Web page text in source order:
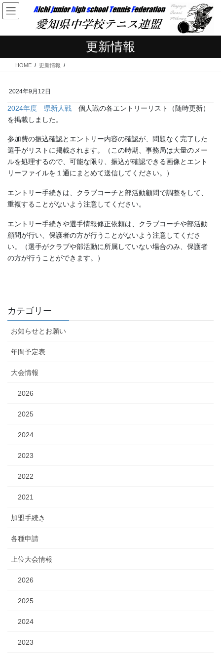
コ
ン
ン
へ
ナ
ビ
ー
ョ
更新情報
HOME 更新情報
2024年9月12日
2024年度 県新人戦 個人戦の各エントリーリスト（随時更新）
を掲載しました。
参加費の振込確認とエントリー内容の確認が、問題なく完了した
選手がリストに掲載されます。（この時期、事務局は大量のメー
ルを処理するので、可能な限り、振込が確認できる画像とエント
リーファイルを１通にまとめて送信してください。）
エントリー手続きは、クラブコーチと部活動顧問で調整をして、
重複することがないよう注意してください。
エントリー手続きや選手情報修正依頼は、クラブコーチや部活動
顧問が行い、保護者の方が行うことがないよう注意してくださ
い。（選手がクラブや部活動に所属していない場合のみ、保護者
の方が行うことができます。）
カテゴリー
お知らせとお願い
年間予定表
大会情報
2026
2025
2024
2023
2022
2021
加盟手続き
各種申請
上位大会情報
2026
2025
2024
2023